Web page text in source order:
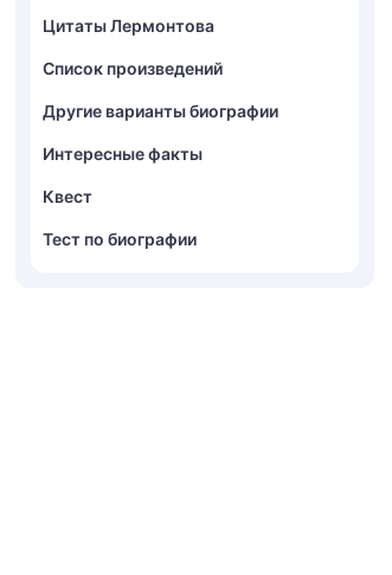
Цитаты Лермонтова
Список произведений
Другие варианты биографии
Интересные факты
Квест
Тест по биографии